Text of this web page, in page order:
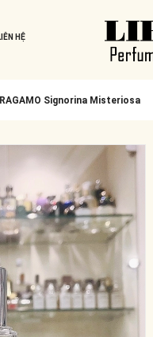
HỆ
Signorina Misteriosa